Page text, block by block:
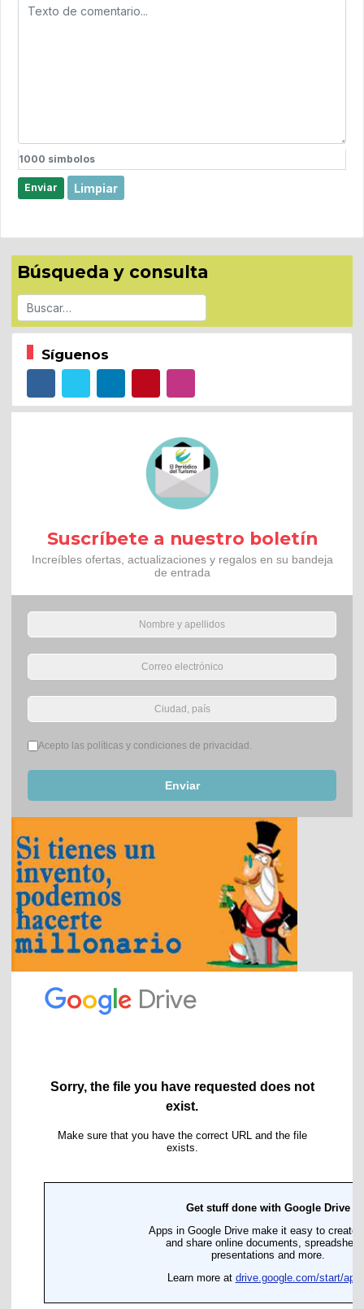
1000 simbolos
Enviar Limpiar
Búsqueda y consulta
Buscar
Síguenos
Suscríbete a nuestro boletín
Increíbles ofertas, actualizaciones y regalos en su bandeja
de entrada
Términos del servicio*
Acepto las políticas y condiciones de privacidad.
Enviar